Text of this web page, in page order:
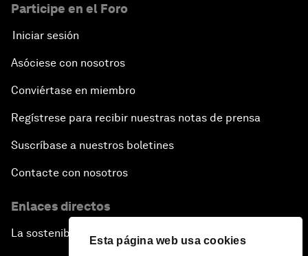
Esta página web usa cookies
Participe en el Foro
Iniciar sesión
Asóciese con nosotros
Conviértase en miembro
Regístrese para recibir nuestras notas de prensa
Suscríbase a nuestros boletines
Contacte con nosotros
Enlaces directos
La sostenibilidad en el Foro